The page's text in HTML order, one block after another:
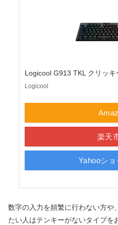
Logicool G913 TKL クリッキ
Logicool
楽天
Yahooシ
数字の入力を頻繁に行わない方や
たい人はテンキーがないタイプを